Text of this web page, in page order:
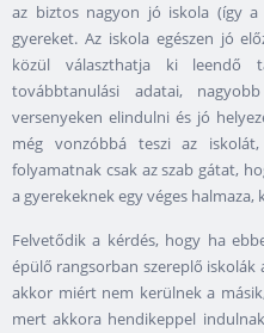
az biztos nagyon jó iskola (így
gyereket. Az iskola egészen jó
közül választhatja ki leendő
továbbtanulási adatai,
versenyeken elindulni és jó
még vonzóbbá teszi az
folyamatnak csak az szab gátat,
a gyerekeknek egy véges
Felvetődik a kérdés, hogy ha
épülő rangsorban szereplő
akkor miért nem kerülnek a
mert akkora hendikeppel